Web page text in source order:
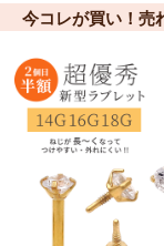
今コレが買い！売